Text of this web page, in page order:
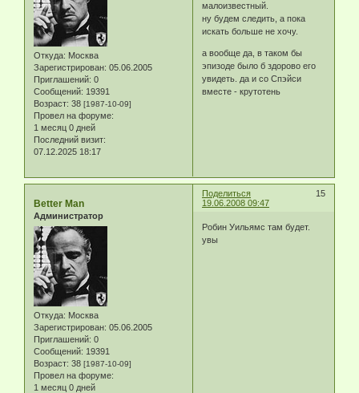
Откуда: Москва
Зарегистрирован: 05.06.2005
Приглашений: 0
Сообщений: 19391
Возраст: 38 [1987-10-09]
Провел на форуме:
1 месяц 0 дней
Последний визит:
07.12.2025 18:17
малоизвестный.
ну будем следить, а пока
искать больше не хочу.
а вообще да, в таком бы
эпизоде было б здорово его
увидеть. да и со Спэйси
вместе - крутотень
Поделиться
15
19.06.2008 09:47
Better Man
Администратор
Откуда: Москва
Зарегистрирован: 05.06.2005
Приглашений: 0
Сообщений: 19391
Возраст: 38 [1987-10-09]
Провел на форуме:
1 месяц 0 дней
Робин Уильямс там будет.
увы